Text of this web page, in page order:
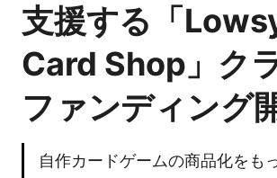
支援する「
Card Shop」ク
ファンディング
自作カードゲームの商品化をも